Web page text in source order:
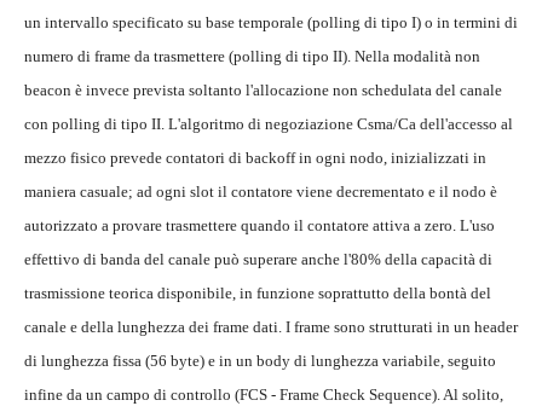
un intervallo specificato su base temporale (polling di tipo I) o in termini di
numero di frame da trasmettere (polling di tipo II). Nella modalità non
beacon è invece prevista soltanto l'allocazione non schedulata del canale
con polling di tipo II. L'algoritmo di negoziazione Csma/Ca dell'accesso al
mezzo fisico prevede contatori di backoff in ogni nodo, inizializzati in
maniera casuale; ad ogni slot il contatore viene decrementato e il nodo è
autorizzato a provare trasmettere quando il contatore attiva a zero. L'uso
effettivo di banda del canale può superare anche l'80% della capacità di
trasmissione teorica disponibile, in funzione soprattutto della bontà del
canale e della lunghezza dei frame dati. I frame sono strutturati in un header
di lunghezza fissa (56 byte) e in un body di lunghezza variabile, seguito
infine da un campo di controllo (FCS - Frame Check Sequence). Al solito,